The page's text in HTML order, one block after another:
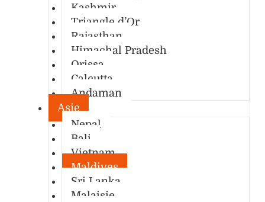
Kashmir
Triangle d’Or
Rajasthan
Himachal Pradesh
Orissa
Calcutta
Andaman
Asie
Nepal
Bali
Vietnam
Maldives
Sri Lanka
Malaisie